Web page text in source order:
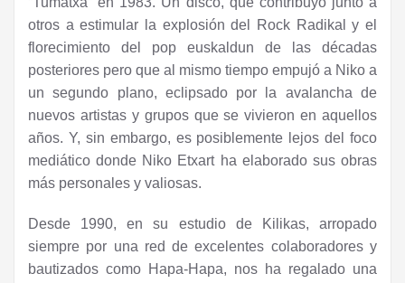
otros a estimular la explosión del Rock Radikal y el
florecimiento del pop euskaldun de las décadas
posteriores pero que al mismo tiempo empujó a Niko a
un segundo plano, eclipsado por la avalancha de
nuevos artistas y grupos que se vivieron en aquellos
años. Y, sin embargo, es posiblemente lejos del foco
mediático donde Niko Etxart ha elaborado sus obras
más personales y valiosas.
Desde 1990, en su estudio de Kilikas, arropado
siempre por una red de excelentes colaboradores y
bautizados como Hapa-Hapa, nos ha regalado una